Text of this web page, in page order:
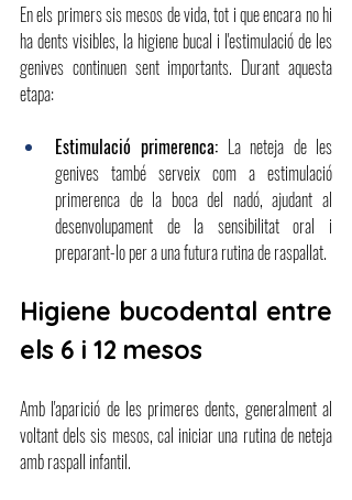
En els primers sis mesos de vida, tot i que encara no hi
ha dents visibles, la higiene bucal i l'estimulació de les
genives continuen sent importants. Durant aquesta
etapa:
Estimulació primerenca: La neteja de les
genives també serveix com a estimulació
primerenca de la boca del nadó, ajudant al
desenvolupament de la sensibilitat oral i
preparant-lo per a una futura rutina de raspallat.
Higiene bucodental entre
els 6 i 12 mesos
Amb l'aparició de les primeres dents, generalment al
voltant dels sis mesos, cal iniciar una rutina de neteja
amb raspall infantil.